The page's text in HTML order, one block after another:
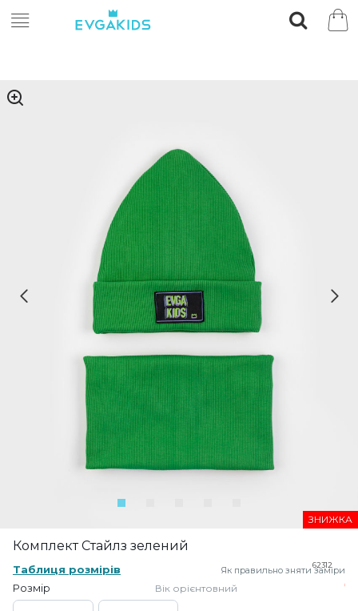
ЗНИЖКА
Комплект Стайлз зелений
62312
Таблиця розмірів Як правильно зняти заміри
Розмір Вік орієнтовний